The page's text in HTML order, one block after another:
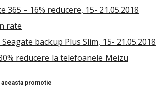
365 – 16% reducere, 15- 21.05.2018
rate
backup Plus Slim, 15- 21.05.2018
reducere la telefoanele Meizu
promotie